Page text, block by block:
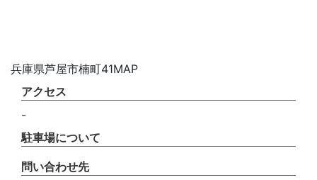
兵庫県芦屋市楠町41MAP
アクセス
-
駐車場について
問い合わせ先